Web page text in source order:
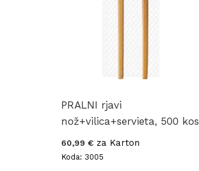
PRALNI rjavi
nož+vilica+servieta, 500 kos
60,99 €za Karton
Koda: 3005